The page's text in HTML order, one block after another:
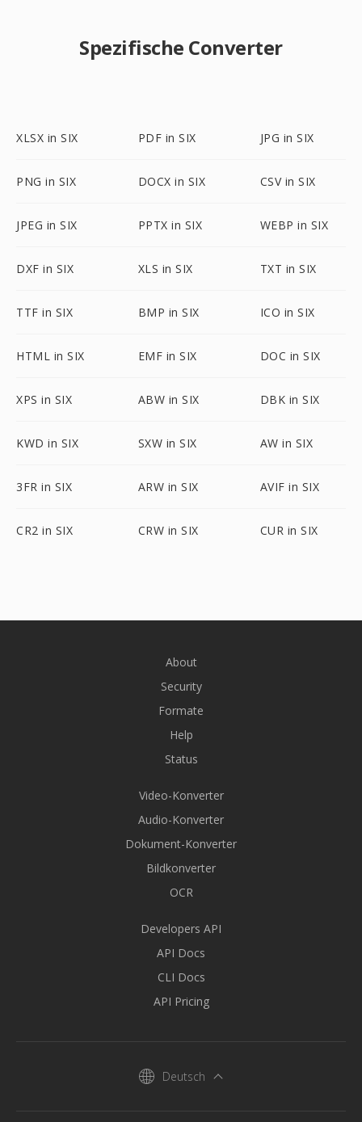
Spezifische Converter
XLSX in SIX PDF in SIX JPG in SIX
PNG in SIX DOCX in SIX CSV in SIX
JPEG in SIX PPTX in SIX WEBP in SIX
DXF in SIX XLS in SIX TXT in SIX
TTF in SIX BMP in SIX ICO in SIX
HTML in SIX EMF in SIX DOC in SIX
XPS in SIX ABW in SIX DBK in SIX
KWD in SIX SXW in SIX AW in SIX
3FR in SIX ARW in SIX AVIF in SIX
CR2 in SIX CRW in SIX CUR in SIX
About
Security
Formate
Help
Status
Video-Konverter
Audio-Konverter
Dokument-Konverter
Bildkonverter
OCR
Developers API
API Docs
CLI Docs
API Pricing
Deutsch